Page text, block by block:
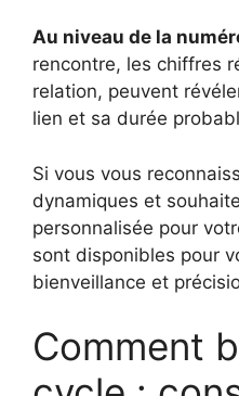
Au niveau de la
rencontre, les chiffres
relation, peuvent
lien et sa durée
Si vous vous
dynamiques et
personnalisée pour
sont disponibles pour
bienveillance et
Comment